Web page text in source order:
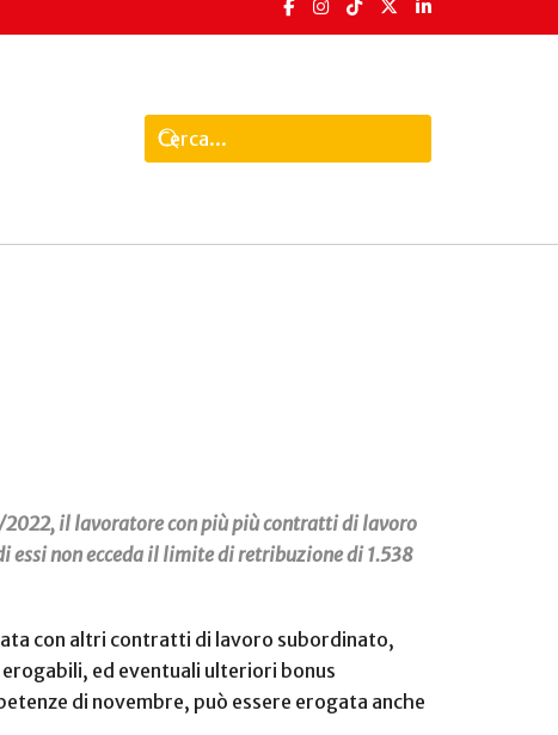
il lavoratore con più più contratti di lavoro
non ecceda il limite di retribuzione di 1.538
con altri contratti di lavoro subordinato,
erogabili, ed eventuali ulteriori bonus
di novembre, può essere erogata anche